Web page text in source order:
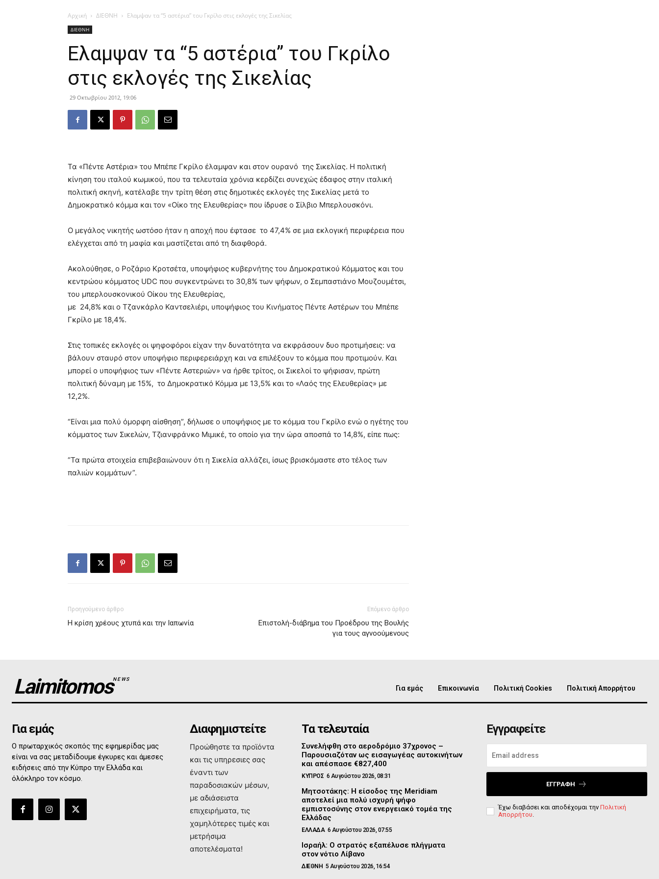
Αρχική ΔΙΕΘΝΗ Ελαμψαν τα “5 αστέρια” του Γκρίλο στις εκλογές της Σικελίας
ΔΙΕΘΝΗ
Ελαμψαν τα “5 αστέρια” του Γκρίλο
στις εκλογές της Σικελίας
29 Οκτωβρίου 2012, 19:06
Τα «Πέντε Αστέρια» του Μπέπε Γκρίλο έλαμψαν και στον ουρανό της Σικελίας. Η πολιτική
κίνηση του ιταλού κωμικού, που τα τελευταία χρόνια κερδίζει συνεχώς έδαφος στην ιταλική
πολιτική σκηνή, κατέλαβε την τρίτη θέση στις δημοτικές εκλογές της Σικελίας μετά το
Δημοκρατικό κόμμα και τον «Οίκο της Ελευθερίας» που ίδρυσε ο Σίλβιο Μπερλουσκόνι.
Ο μεγάλος νικητής ωστόσο ήταν η αποχή που έφτασε το 47,4% σε μια εκλογική περιφέρεια που
ελέγχεται από τη μαφία και μαστίζεται από τη διαφθορά.
Ακολούθησε, ο Ροζάριο Κροτσέτα, υποψήφιος κυβερνήτης του Δημοκρατικού Κόμματος και του
κεντρώου κόμματος UDC που συγκεντρώνει το 30,8% των ψήφων, ο Σεμπαστιάνο Μουζουμέτσι,
του μπερλουσκονικού Οίκου της Ελευθερίας,
με 24,8% και ο Τζανκάρλο Καντσελιέρι, υποψήφιος του Κινήματος Πέντε Αστέρων του Μπέπε
Γκρίλο με 18,4%.
Στις τοπικές εκλογές οι ψηφοφόροι είχαν την δυνατότητα να εκφράσουν δυο προτιμήσεις: να
βάλουν σταυρό στον υποψήφιο περιφερειάρχη και να επιλέξουν το κόμμα που προτιμούν. Και
μπορεί ο υποψήφιος των «Πέντε Αστεριών» να ήρθε τρίτος, οι Σικελοί το ψήφισαν, πρώτη
πολιτική δύναμη με 15%, το Δημοκρατικό Κόμμα με 13,5% και το «Λαός της Ελευθερίας» με
12,2%.
“Είναι μια πολύ όμορφη αίσθηση”, δήλωσε ο υποψήφιος με το κόμμα του Γκρίλο ενώ ο ηγέτης του
κόμματος των Σικελών, Τζιανφράνκο Μιμικέ, το οποίο για την ώρα αποσπά το 14,8%, είπε πως:
“Τα πρώτα στοιχεία επιβεβαιώνουν ότι η Σικελία αλλάζει, ίσως βρισκόμαστε στο τέλος των
παλιών κομμάτων”.
Προηγούμενο άρθρο
Η κρίση χρέους χτυπά και την Ιαπωνία
Επόμενο άρθρο
Επιστολή-διάβημα του Προέδρου της Βουλής
για τους αγνοούμενους
LaimitomosNEWS
Για εμάς Επικοινωνία Πολιτική Cookies Πολιτική Απορρήτου
Για εμάς
Ο πρωταρχικός σκοπός της εφημερίδας μας
είναι να σας μεταδίδουμε έγκυρες και άμεσες
ειδήσεις από την Κύπρο την Ελλάδα και
όλόκληρο τον κόσμο.
Διαφημιστείτε
Προώθηστε τα προϊόντα
και τις υπηρεσιες σας
έναντι των
παραδοσιακών μέσων,
με αδιάσειστα
επιχειρήματα, τις
χαμηλότερες τιμές και
μετρήσιμα
αποτελέσματα!
Τα τελευταία
Συνελήφθη στο αεροδρόμιο 37χρονος –
Παρουσιαζόταν ως εισαγωγέας αυτοκινήτων
και απέσπασε €827,400
ΚΥΠΡΟΣ 6 Αυγούστου 2026, 08:31
Μητσοτάκης: Η είσοδος της Meridiam
αποτελεί μια πολύ ισχυρή ψήφο
εμπιστοσύνης στον ενεργειακό τομέα της
Ελλάδας
ΕΛΛΑΔΑ 6 Αυγούστου 2026, 07:55
Ισραήλ: Ο στρατός εξαπέλυσε πλήγματα
στον νότιο Λίβανο
ΔΙΕΘΝΗ 5 Αυγούστου 2026, 16:54
Εγγραφείτε
ΕΓΓΡΑΦΉ
Έχω διαβάσει και αποδέχομαι την Πολιτική
Απορρήτου.